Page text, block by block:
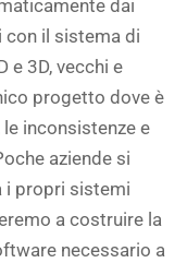
dai
il sistema di
e 3D, vecchi e
progetto dove è
inconsistenze e
aziende si
i propri sistemi
a costruire la
necessario a